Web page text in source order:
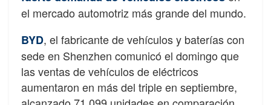
el mercado automotriz más grande del mundo.
BYD, el fabricante de vehículos y baterías con
sede en Shenzhen comunicó el domingo que
las ventas de vehículos de eléctricos
aumentaron en más del triple en septiembre,